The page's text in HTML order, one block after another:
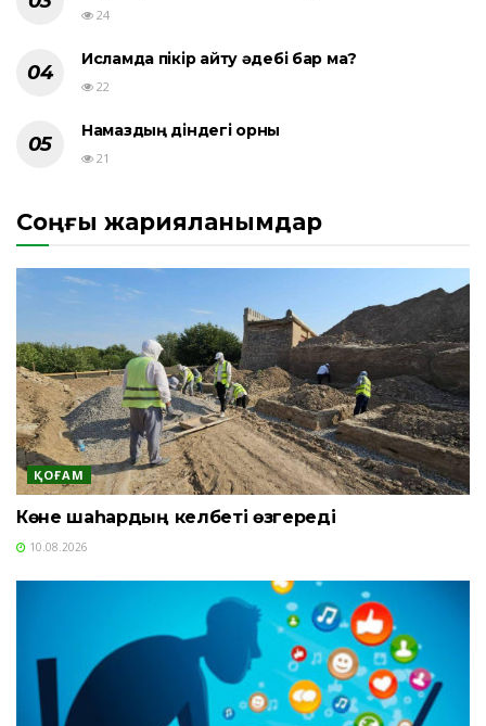
24
Исламда пікір айту әдебі бар ма?
22
Намаздың діндегі орны
21
Соңғы жарияланымдар
ҚОҒАМ
Көне шаһардың келбеті өзгереді
10.08.2026